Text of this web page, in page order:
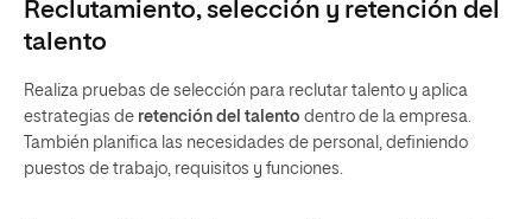
Reclutamiento, selección y retención del
talento
Realiza pruebas de selección para reclutar talento y aplica
estrategias de retención del talento dentro de la empresa.
También planifica las necesidades de personal, definiendo
puestos de trabajo, requisitos y funciones.